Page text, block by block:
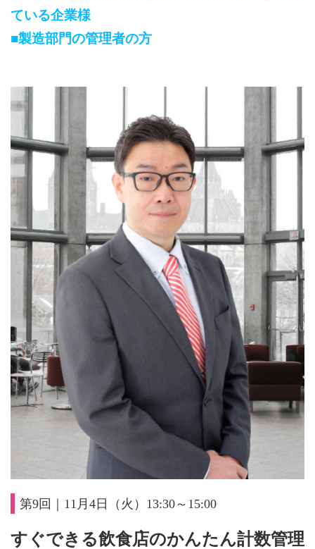
ている企業様
■製造部門の管理者の方
第9回｜11月4日（火）13:30～15:00
すぐできる飲食店のかんたん計数管理